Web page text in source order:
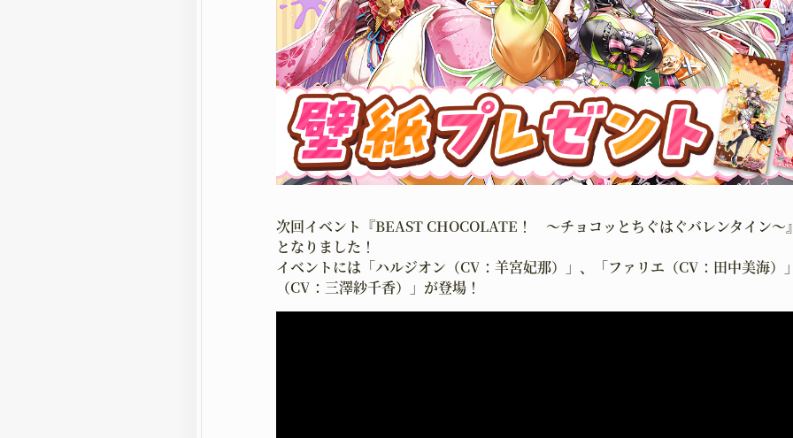
次回イベント『BEAST CHOCOLATE！ 〜チョコッとちぐはぐバレンタイン〜
となりました！
イベントには「ハルジオン（CV：羊宮妃那）」、「ファリエ（CV：田中美海）
（CV：三澤紗千香）」が登場！